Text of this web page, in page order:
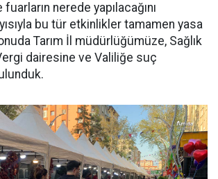
nerede yapılacağını
bu tür etkinlikler tamamen yasa
Tarım İl müdürlüğümüze, Sağlık
dairesine ve Valiliğe suç